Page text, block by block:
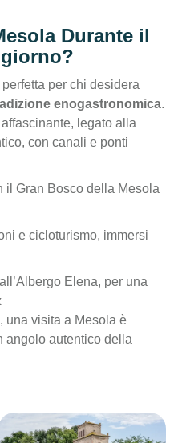
Durante il
per chi desidera
enogastronomica.
legato alla
con canali e ponti
il Gran Bosco della Mesola
e cicloturismo, immersi
Elena, per una
, una visita a Mesola è
angolo autentico della